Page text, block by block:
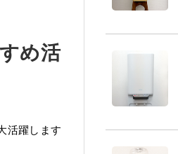
め活
活躍します